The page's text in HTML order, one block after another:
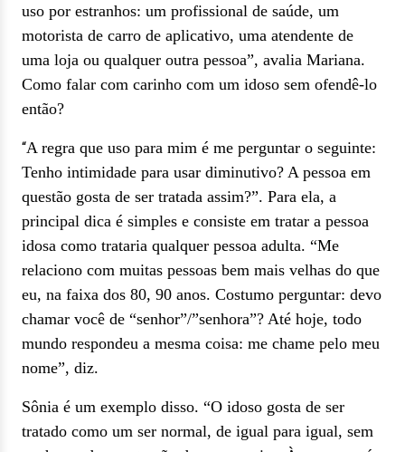
uso por estranhos: um profissional de saúde, um
motorista de carro de aplicativo, uma atendente de
uma loja ou qualquer outra pessoa”, avalia Mariana.
Como falar com carinho com um idoso sem ofendê-lo
então?
“A regra que uso para mim é me perguntar o seguinte:
Tenho intimidade para usar diminutivo? A pessoa em
questão gosta de ser tratada assim?”. Para ela, a
principal dica é simples e consiste em tratar a pessoa
idosa como trataria qualquer pessoa adulta. “Me
relaciono com muitas pessoas bem mais velhas do que
eu, na faixa dos 80, 90 anos. Costumo perguntar: devo
chamar você de “senhor”/”senhora”? Até hoje, todo
mundo respondeu a mesma coisa: me chame pelo meu
nome”, diz.
Sônia é um exemplo disso. “O idoso gosta de ser
tratado como um ser normal, de igual para igual, sem